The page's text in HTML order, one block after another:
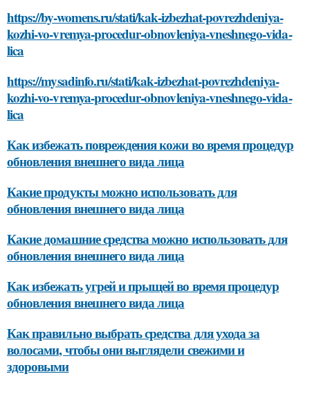
https://by-womens.ru/stati/kak-izbezhat-povrezhdeniya-
kozhi-vo-vremya-procedur-obnovleniya-vneshnego-vida-
lica
https://mysadinfo.ru/stati/kak-izbezhat-povrezhdeniya-
kozhi-vo-vremya-procedur-obnovleniya-vneshnego-vida-
lica
Как избежать повреждения кожи во время процедур
обновления внешнего вида лица
Какие продукты можно использовать для
обновления внешнего вида лица
Какие домашние средства можно использовать для
обновления внешнего вида лица
Как избежать угрей и прыщей во время процедур
обновления внешнего вида лица
Как правильно выбрать средства для ухода за
волосами, чтобы они выглядели свежими и
здоровыми